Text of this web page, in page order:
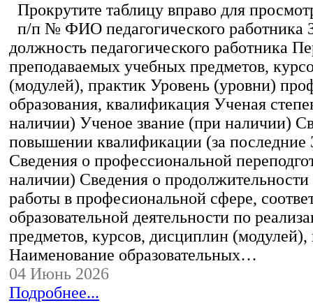
Прокрутите таблицу вправо для
п/п № ФИО педагогического работника
должность педагогического работника
преподаваемых учебных предметов,
(модулей), практик Уровень (уровни)
образования, квалификация Ученая
наличии) Ученое звание (при наличии)
повышении квалификации (за последние
Сведения о профессиональной
наличии) Сведения о
работы в професиональной сфере,
образовательной деятельности по
предметов, курсов, дисциплин (модулей),
Наименование образовательных…
04 Июнь 2026
Подробнее...